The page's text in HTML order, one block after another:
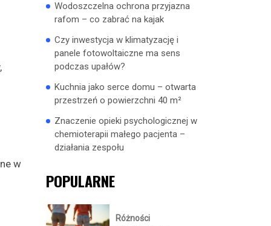
w
Wodoszczelna ochrona przyjazna
rafom – co zabrać na kajak
Czy inwestycja w klimatyzację i
panele fotowoltaiczne ma sens
podczas upałów?
Kuchnia jako serce domu – otwarta
przestrzeń o powierzchni 40 m²
Znaczenie opieki psychologicznej w
chemioterapii małego pacjenta –
działania zespołu
POPULARNE
Różności